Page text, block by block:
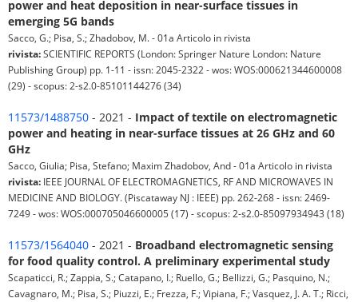
power and heat deposition in near-surface tissues in
emerging 5G bands
Sacco, G.; Pisa, S.; Zhadobov, M. - 01a Articolo in rivista
rivista:SCIENTIFIC REPORTS (London: Springer Nature London: Nature
Publishing Group) pp. 1-11 - issn: 2045-2322 - wos: WOS:000621344600008
(29) - scopus: 2-s2.0-85101144276 (34)
11573/1488750 - 2021 - Impact of textile on electromagnetic
power and heating in near-surface tissues at 26 GHz and 60
GHz
Sacco, Giulia; Pisa, Stefano; Maxim Zhadobov, And - 01a Articolo in rivista
rivista: IEEE JOURNAL OF ELECTROMAGNETICS, RF AND MICROWAVES IN
MEDICINE AND BIOLOGY. (Piscataway NJ : IEEE) pp. 262-268 - issn: 2469-
7249 - wos: WOS:000705046600005 (17) - scopus: 2-s2.0-85097934943 (18)
11573/1564040 - 2021 - Broadband electromagnetic sensing
for food quality control. A preliminary experimental study
Scapaticci, R.; Zappia, S.; Catapano, I.; Ruello, G.; Bellizzi, G.; Pasquino, N.;
Cavagnaro, M.; Pisa, S.; Piuzzi, E.; Frezza, F.; Vipiana, F.; Vasquez, J. A. T.; Ricci,